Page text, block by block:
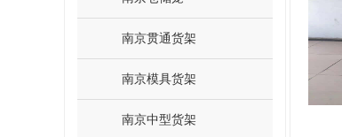
南京贯通货架
南京模具货架
南京中型货架